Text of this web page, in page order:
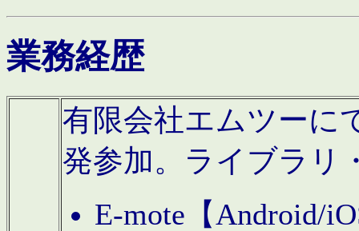
業務経歴
有限会社エムツーに
発参加。ライブラリ
E-mote【Android/